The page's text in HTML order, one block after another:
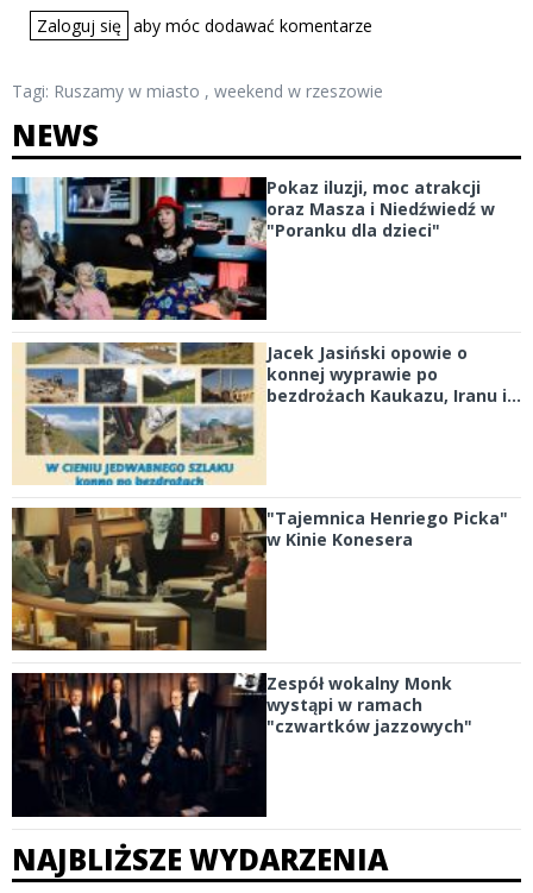
Zaloguj się aby móc dodawać komentarze
Tagi: Ruszamy w miasto , weekend w rzeszowie
NEWS
Pokaz iluzji, moc atrakcji
oraz Masza i Niedźwiedź w
"Poranku dla dzieci"
Jacek Jasiński opowie o
konnej wyprawie po
bezdrożach Kaukazu, Iranu i...
"Tajemnica Henriego Picka"
w Kinie Konesera
Zespół wokalny Monk
wystąpi w ramach
"czwartków jazzowych"
NAJBLIŻSZE WYDARZENIA